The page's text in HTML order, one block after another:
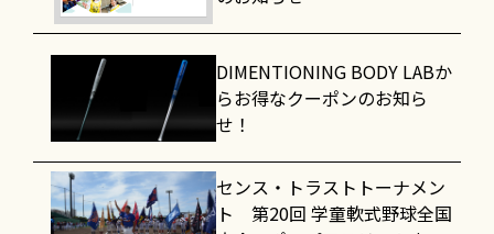
DIMENTIONING BODY LABか
らお得なクーポンのお知ら
せ！
センス・トラストトーナメン
ト 第20回 学童軟式野球全国